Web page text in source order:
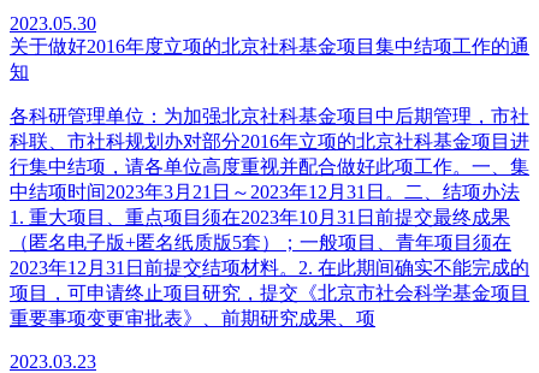
2023.05.30
关于做好2016年度立项的北京社科基金项目集中结项工作的通
知
各科研管理单位：为加强北京社科基金项目中后期管理，市社
科联、市社科规划办对部分2016年立项的北京社科基金项目进
行集中结项，请各单位高度重视并配合做好此项工作。一、集
中结项时间2023年3月21日～2023年12月31日。二、结项办法
1. 重大项目、重点项目须在2023年10月31日前提交最终成果
（匿名电子版+匿名纸质版5套）；一般项目、青年项目须在
2023年12月31日前提交结项材料。2. 在此期间确实不能完成的
项目，可申请终止项目研究，提交《北京市社会科学基金项目
重要事项变更审批表》、前期研究成果、项
2023.03.23